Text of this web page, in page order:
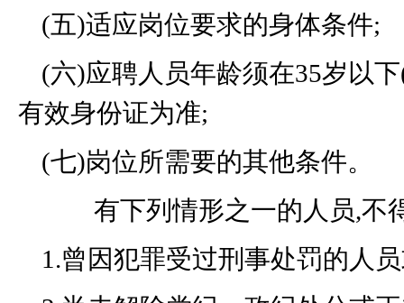
(五)适应岗位要求的身体条件;
(六)应聘人员年龄须在35岁以下
有效身份证为准;
(七)岗位所需要的其他条件。
有下列情形之一的人员,不
1.曾因犯罪受过刑事处罚的人